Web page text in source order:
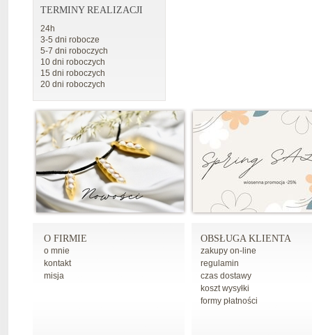
TERMINY REALIZACJI
24h
3-5 dni robocze
5-7 dni roboczych
10 dni roboczych
15 dni roboczych
20 dni roboczych
O FIRMIE
o mnie
kontakt
misja
OBSŁUGA KLIENTA
zakupy on-line
regulamin
czas dostawy
koszt wysyłki
formy płatności